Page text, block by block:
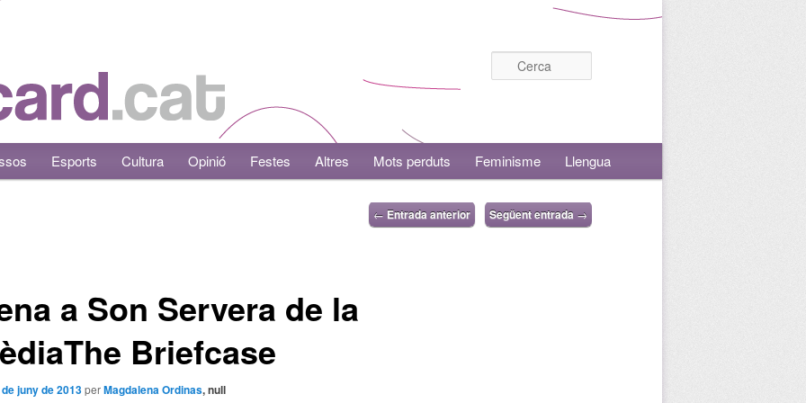
Esports Cultura Opinió Festes Altres Mots perduts Feminisme Llengua
← Entrada anterior Següent entrada →
a Son Servera de la
Briefcase
juny de 2013perMagdalena Ordinas, null